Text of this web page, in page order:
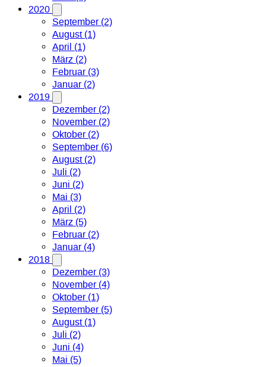
2020
September (2)
August (1)
April (1)
März (2)
Februar (3)
Januar (2)
2019
Dezember (2)
November (2)
Oktober (2)
September (6)
August (2)
Juli (2)
Juni (2)
Mai (3)
April (2)
März (5)
Februar (2)
Januar (4)
2018
Dezember (3)
November (4)
Oktober (1)
September (5)
August (1)
Juli (2)
Juni (4)
Mai (5)